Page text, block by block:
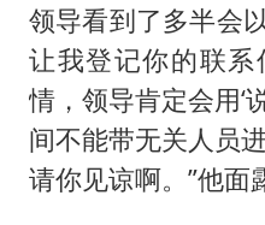
领导看到了多半会
让我登记你的联
情，领导肯定会用‘
间不能带无关人员
请你见谅啊。”他面